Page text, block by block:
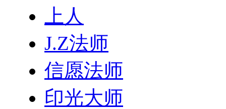
上人
J.Z法师
信愿法师
印光大师